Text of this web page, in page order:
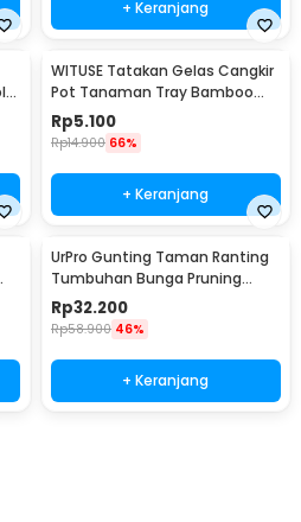
+ Keranjang
WITUSE Tatakan Gelas Cangkir
Pot Tanaman Tray Bamboo
Coaster 85mm - EQF301
Rp5.100
Rp14.900 66%
+ Keranjang
UrPro Gunting Taman Ranting
Tumbuhan Bunga Pruning
Scissors 25mm - SK5
Rp32.200
Rp58.900 46%
+ Keranjang